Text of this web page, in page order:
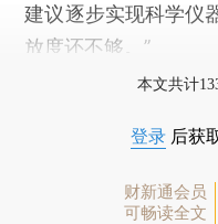
建议逐步实现科学仪
放度还不够。”
本文共计
登录 后获
财新通会员
可畅读全文